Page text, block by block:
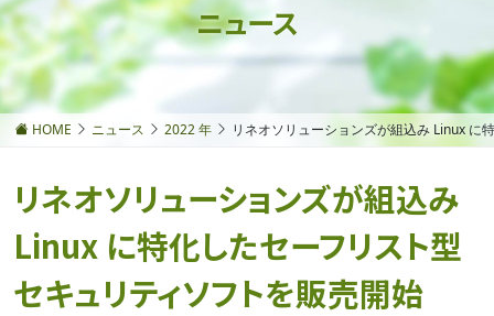
ニュース
HOME ニュース 2022 年 リネオソリューションズが組込み Linux に
リネオソリューションズが組込み
Linux に特化したセーフリスト型
セキュリティソフトを販売開始